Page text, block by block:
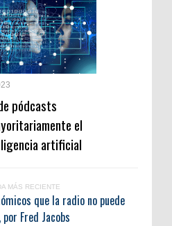
pódcasts
el
artificial
MÁS RECIENTE
que la radio no puede
Fred Jacobs